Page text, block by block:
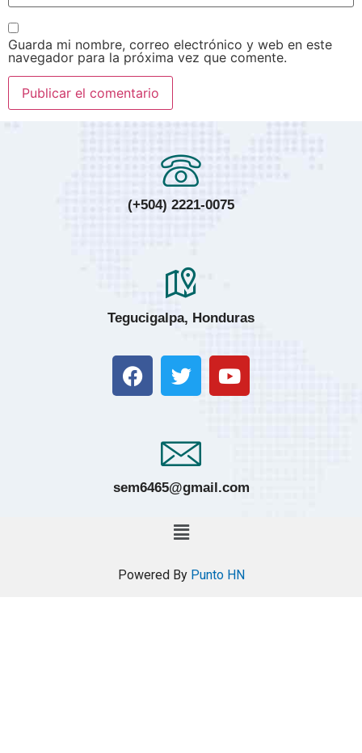
Guarda mi nombre, correo electrónico y web en este
navegador para la próxima vez que comente.
(+504) 2221-0075
Tegucigalpa, Honduras
sem6465@gmail.com
Powered By Punto HN